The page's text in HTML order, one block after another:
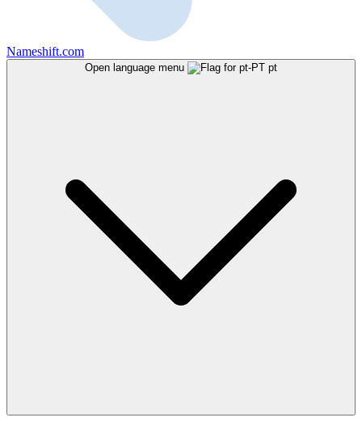
Nameshift.com
Open language menu pt